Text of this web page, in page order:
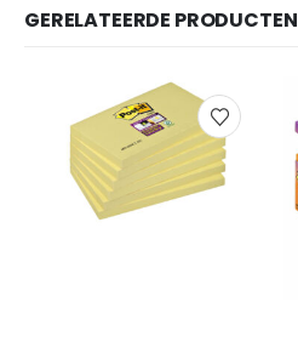
GERELATEERDE PRODUCTEN